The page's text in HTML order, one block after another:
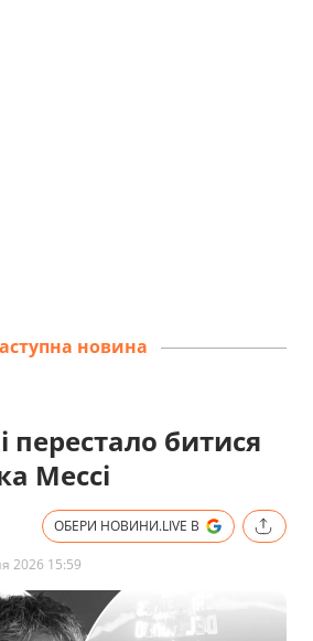
новина
перестало битися
Мессі
ОБЕРИ НОВИНИ.LIVE В
2026 15:59